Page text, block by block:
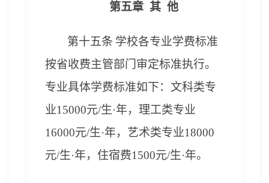
第五章 其 他
第十五条 学校各专业学费标准
按省收费主管部门审定标准执行。
专业具体学费标准如下：文科类专
业15000元/生·年，理工类专业
16000元/生·年，艺术类专业18000
元/生·年，住宿费1500元/生·年。